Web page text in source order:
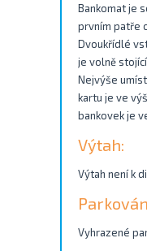
Bankomat je
prvním patře
Dvoukřídlé
je volně
Nejvýše
kartu je ve
bankovek je
Výtah:
Výtah není k
Vyhrazené